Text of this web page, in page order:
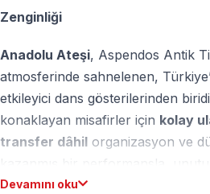
Zenginliği
Anadolu Ateşi, Aspendos Antik
atmosferinde sahnelenen,
etkileyici dans gösterilerinden
konaklayan misafirler için kolay
transfer dâhil organizasyon ve
kazanmış bir performansla,
bekliyor.
Devamını oku